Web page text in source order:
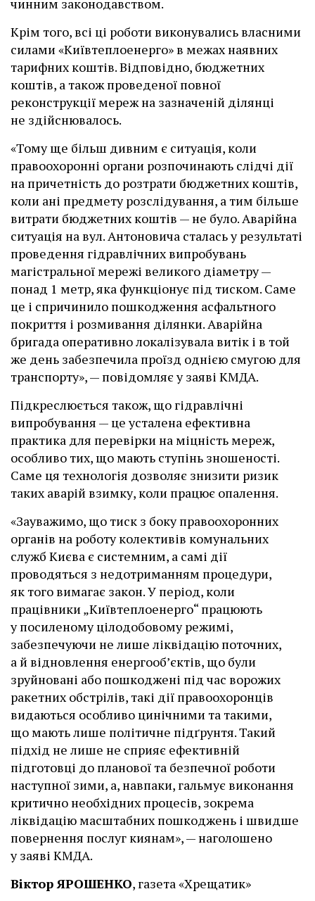
чинним законодавством.
Крім того, всі ці роботи виконувались власними
силами «Київтеплоенерго» в межах наявних
тарифних коштів. Відповідно, бюджетних
коштів, а також проведеної повної
реконструкції мереж на зазначеній ділянці
не здійснювалось.
«Тому ще більш дивним є ситуація, коли
правоохоронні органи розпочинають слідчі дії
на причетність до розтрати бюджетних коштів,
коли ані предмету розслідування, а тим більше
витрати бюджетних коштів — не було. Аварійна
ситуація на вул. Антоновича сталась у результаті
проведення гідравлічних випробувань
магістральної мережі великого діаметру —
понад 1 метр, яка функціонує під тиском. Саме
це і спричинило пошкодження асфальтного
покриття і розмивання ділянки. Аварійна
бригада оперативно локалізувала витік і в той
же день забезпечила проїзд однією смугою для
транспорту», — повідомляє у заяві КМДА.
Підкреслюється також, що гідравлічні
випробування — це усталена ефективна
практика для перевірки на міцність мереж,
особливо тих, що мають ступінь зношеності.
Саме ця технологія дозволяє знизити ризик
таких аварій взимку, коли працює опалення.
«Зауважимо, що тиск з боку правоохоронних
органів на роботу колективів комунальних
служб Києва є системним, а самі дії
проводяться з недотриманням процедури,
як того вимагає закон. У період, коли
працівники „Київтеплоенерго“ працюють
у посиленому цілодобовому режимі,
забезпечуючи не лише ліквідацію поточних,
а й відновлення енергооб’єктів, що були
зруйновані або пошкоджені під час ворожих
ракетних обстрілів, такі дії правоохоронців
видаються особливо цинічними та такими,
що мають лише політичне підґрунтя. Такий
підхід не лише не сприяє ефективній
підготовці до планової та безпечної роботи
наступної зими, а, навпаки, гальмує виконання
критично необхідних процесів, зокрема
ліквідацію масштабних пошкоджень і швидше
повернення послуг киянам», — наголошено
у заяві КМДА.
Віктор ЯРОШЕНКО, газета «Хрещатик»